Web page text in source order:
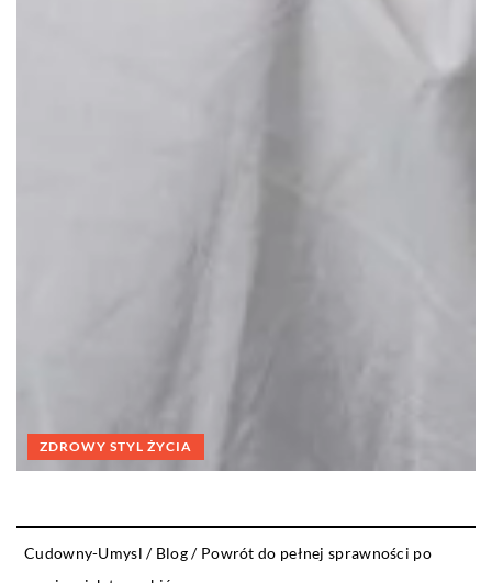
ZDROWY STYL ŻYCIA
Cudowny-Umysl / Blog/ Powrót do pełnej sprawności po